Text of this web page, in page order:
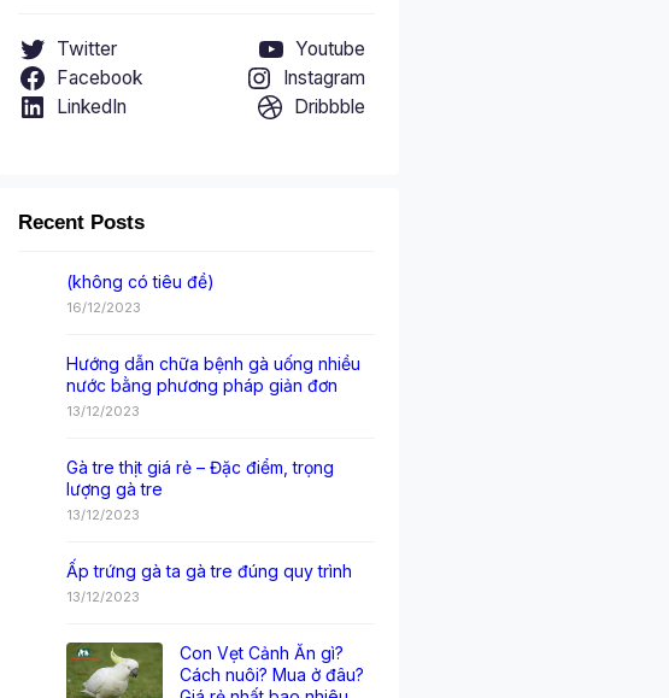
Twitter
Youtube
Facebook
Instagram
LinkedIn
Dribbble
Recent Posts
(không có tiêu đề)
16/12/2023
Hướng dẫn chữa bệnh gà uống nhiều
nước bằng phương pháp giản đơn
13/12/2023
Gà tre thịt giá rẻ – Đặc điểm, trọng
lượng gà tre
13/12/2023
Ấp trứng gà ta gà tre đúng quy trình
13/12/2023
Con Vẹt Cảnh Ăn gì?
Cách nuôi? Mua ở đâu?